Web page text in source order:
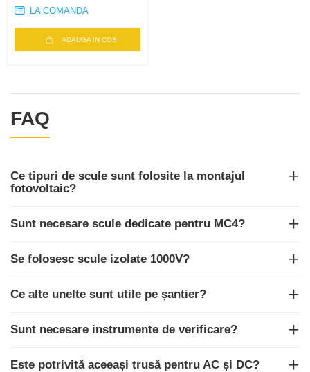
Analiză Completă a
Performanței
LA COMANDA
ADAUGA IN COS
FAQ
Ce tipuri de scule sunt folosite la montajul
fotovoltaic?
Sunt necesare scule dedicate pentru MC4?
Se folosesc scule izolate 1000V?
Ce alte unelte sunt utile pe șantier?
Sunt necesare instrumente de verificare?
Este potrivită aceeași trusă pentru AC și DC?